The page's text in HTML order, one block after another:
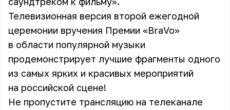
Телевизионная версия второй ежегодной
церемонии вручения Премии «BraVo»
в области популярной музыки
продемонстрирует лучшие фрагменты одного
из самых ярких и красивых мероприятий
на российской сцене!
Не пропустите трансляцию на телеканале